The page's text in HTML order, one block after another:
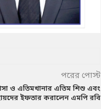
পরের পোস্ট
ও এতিমখানার এতিম শিশু এবং
ইফতার করালেন এমপি রবি